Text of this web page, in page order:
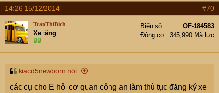
14:26 15/12/2014 #70
TranThiBich
Xe tăng
Biển số
OF-184583
Động cơ
345,990 Mã lực
kiacd5newborn nói:
các cụ cho E hỏi cơ quan công an làm thủ tục đăng ký xe